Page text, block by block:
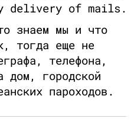
delivery of mails.
знаем мы и что
тогда еще не
телефона,
дом, городской
пароходов.